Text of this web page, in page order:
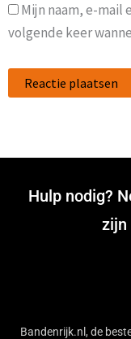
Mijn naam, e-mail
volgende keer
Hulp nodig?
zijn
Bandenrijk.nl, de